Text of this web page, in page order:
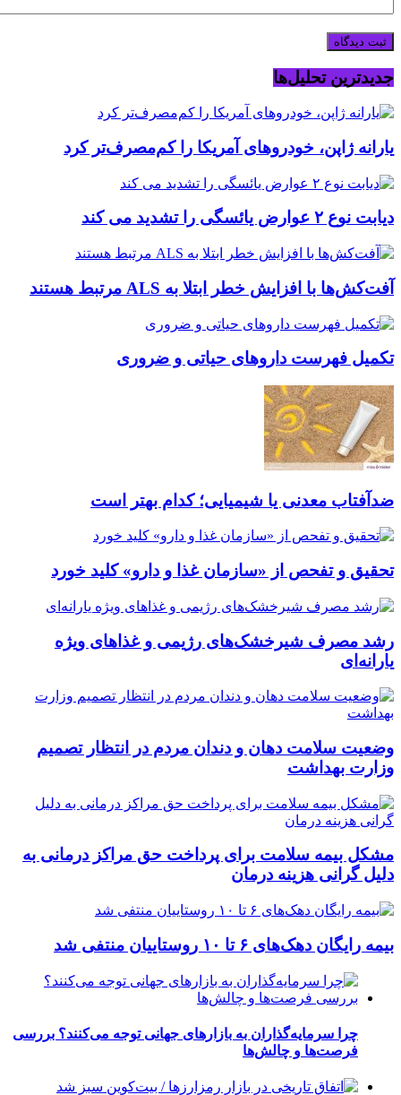
جدیدترین تحلیل‌ها
یارانه ژاپن، خودروهای آمریکا را کم‌مصرف‌تر کرد
دیابت نوع ۲ عوارض یائسگی را تشدید می کند
آفت‌کش‌ها با افزایش خطر ابتلا به ALS مرتبط هستند
تکمیل فهرست داروهای حیاتی و ضروری
ضدآفتاب‌ معدنی یا شیمیایی؛ کدام بهتر است
تحقیق و تفحص از «سازمان غذا و دارو» کلید خورد
رشد مصرف شیرخشک‌های رژیمی و غذاهای ویژه
یارانه‌ای
وضعیت سلامت دهان و دندان مردم در انتظار تصمیم
وزارت بهداشت
مشکل بیمه سلامت برای پرداخت حق مراکز درمانی به
دلیل گرانی هزینه درمان
بیمه رایگان دهک‌های ۶ تا ۱۰ روستاییان منتفی شد
چرا سرمایه‌گذاران به بازارهای جهانی توجه می‌کنند؟ بررسی
فرصت‌ها و چالش‌ها